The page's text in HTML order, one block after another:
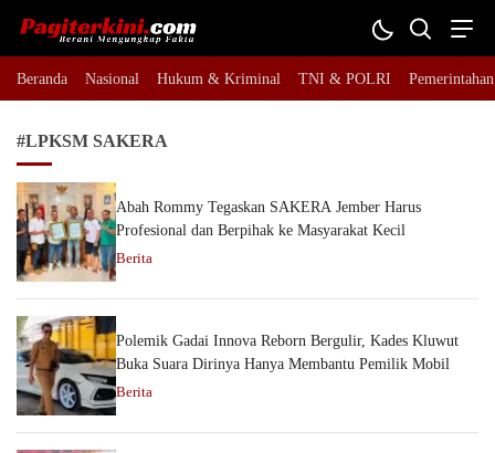
Pagiterkini.com
Berani Mengungkap Fakta
Beranda Nasional Hukum & Kriminal TNI & POLRI Pemerintahan
#LPKSM SAKERA
Abah Rommy Tegaskan SAKERA Jember Harus
Profesional dan Berpihak ke Masyarakat Kecil
Berita
Polemik Gadai Innova Reborn Bergulir, Kades Kluwut
Buka Suara Dirinya Hanya Membantu Pemilik Mobil
Berita